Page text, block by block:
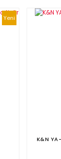
Yeni
K&N